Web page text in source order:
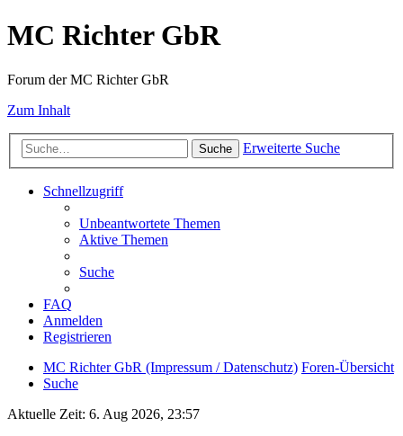
MC Richter GbR
Forum der MC Richter GbR
Zum Inhalt
Suche Erweiterte Suche
Schnellzugriff
Unbeantwortete Themen
Aktive Themen
Suche
FAQ
Anmelden
Registrieren
MC Richter GbR (Impressum / Datenschutz) Foren-Übersicht
Suche
Aktuelle Zeit: 6. Aug 2026, 23:57